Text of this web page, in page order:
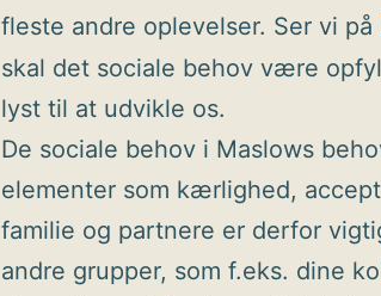
fleste andre oplevelser. Ser vi på
skal det sociale behov være
lyst til at udvikle os.
De sociale behov i Maslows
elementer som kærlighed,
familie og partnere er derfor
andre grupper, som f.eks. dine